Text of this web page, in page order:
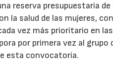
reserva presupuestaria
la salud de las mujeres,
vez más prioritario en
por primera vez al grupo
esta convocatoria.